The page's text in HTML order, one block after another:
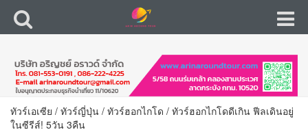
ทัวร์เอเซีย / ทัวร์ญี่ปุ่น / ทัวร์ฮอกไกโด / ทัวร์ฮอกไกโดดีเกิน ฟีลเดินอยู่
ในซีรีส์! 5วัน 3คืน